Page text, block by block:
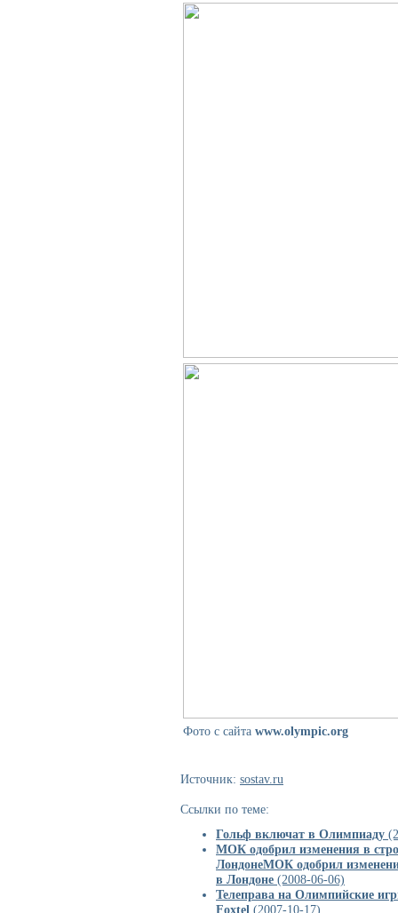
Фото с сайта www.olympic.org
Источник: sostav.ru
Ссылки по теме:
Гольф включат в Олимпиаду
МОК одобрил изменения в
ЛондонеМОК одобрил
в Лондоне (2008-06-06)
Телеправа на Олимпийские
Foxtel (2007-10-17)